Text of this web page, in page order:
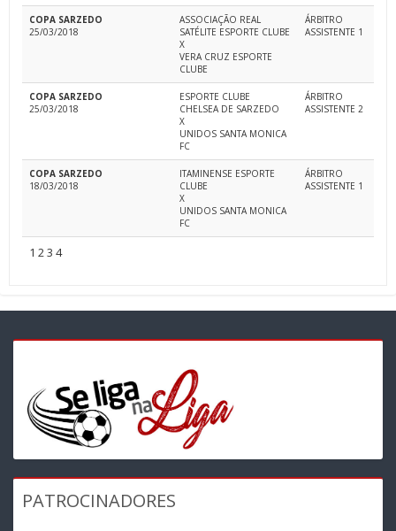
COPA SARZEDO
25/03/2018
ASSOCIAÇÃO REAL
SATÉLITE ESPORTE CLUBE
X
VERA CRUZ ESPORTE
CLUBE
ÁRBITRO
ASSISTENTE 1
COPA SARZEDO
25/03/2018
ESPORTE CLUBE
CHELSEA DE SARZEDO
X
UNIDOS SANTA MONICA
FC
ÁRBITRO
ASSISTENTE 2
COPA SARZEDO
18/03/2018
ITAMINENSE ESPORTE
CLUBE
X
UNIDOS SANTA MONICA
FC
ÁRBITRO
ASSISTENTE 1
1 23 4
PATROCINADORES